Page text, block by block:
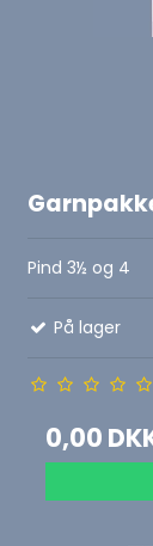
Pind 3½ og 4
På lager
0,00